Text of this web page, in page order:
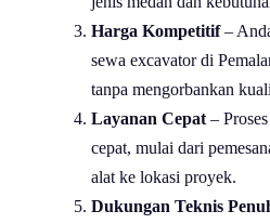
Harga Kompetitif–
sewa excavator di
tanpa mengorbankan
Layanan Cepat –
cepat, mulai dari
alat ke lokasi proyek.
Dukungan Teknis